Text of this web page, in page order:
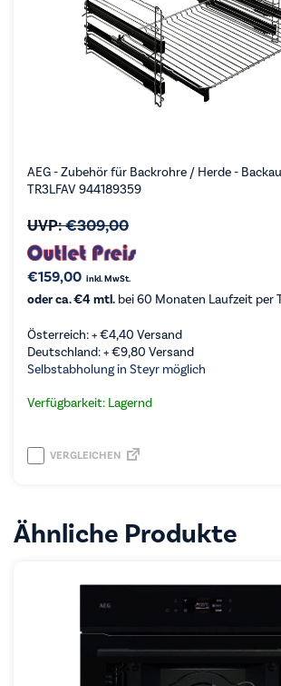
AEG - Zubehör für Backrohre / Herde -
TR3LFAV 944189359
UVP:€309,00
€159,00 inkl. MwSt.
oder ca. €4 mtl. bei 60 Monaten Laufzeit per
Österreich: +€4,40 Versand
Deutschland: +€9,80 Versand
Selbstabholung in Steyr möglich
Verfügbarkeit: Lagernd
VERGLEICHEN
Ähnliche Produkte